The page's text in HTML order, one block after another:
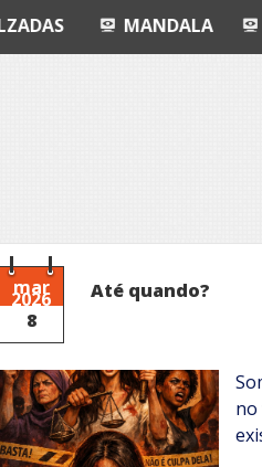
MANDALA ENTROPIA
mar
2026
8
Até quando?
no